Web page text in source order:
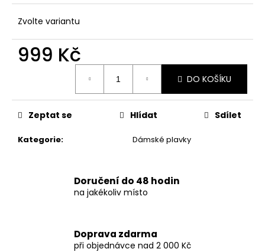
Zvolte variantu
999 Kč
DO KOŠÍKU
Kategorie: Dámské plavky
Zeptat se Hlídat Sdílet
Doručení do 48 hodin
na jakékoliv místo
Doprava zdarma
při objednávce nad 2 000 Kč
m
e
S
ABSTRAKTNÍM
VZOREM
ZAVAZOVÁNÍM